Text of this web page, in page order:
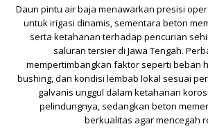
Daun pintu air baja menawarkan presisi
untuk irigasi dinamis, sementara beton
serta ketahanan terhadap pencurian
saluran tersier di Jawa Tengah.
mempertimbangkan faktor seperti beban
bushing, dan kondisi lembab lokal sesuai
galvanis unggul dalam ketahanan
pelindungnya, sedangkan beton
berkualitas agar mencegah